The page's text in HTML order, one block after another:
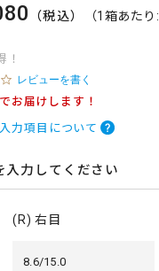
（税込） （1箱あたり:
！
0
.
0
s
r
r
t
i
レビューを書く
お届けします！
力項目について
入力してください
(R) 右目
8.6/15.0